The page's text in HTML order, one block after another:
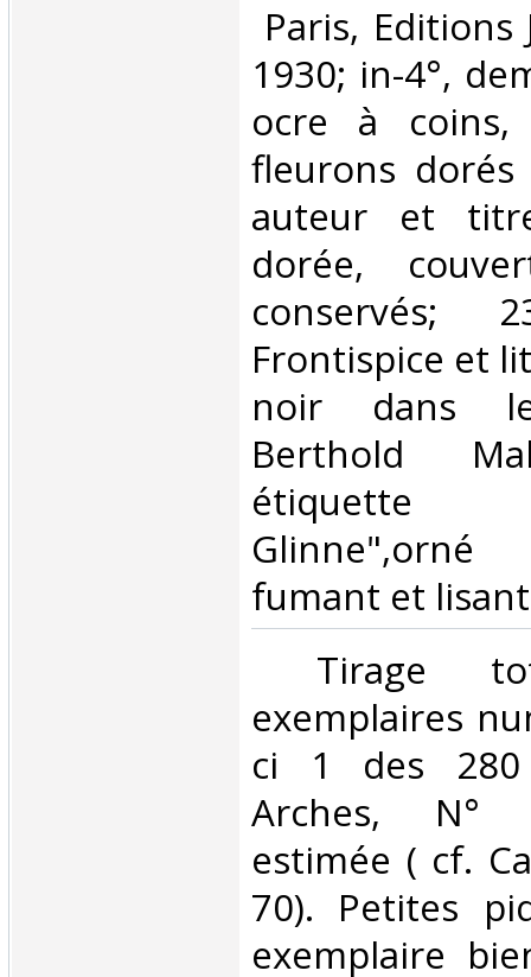
Paris,
1930; in-4°,
ocre à
fleurons
auteur et
dorée,
conservés;
Frontispice et
noir dans
Berthold
fumant et
Tirage
exemplaires
ci 1 des
Arches, N°
estimée ( cf.
70). Petites
exemplaire